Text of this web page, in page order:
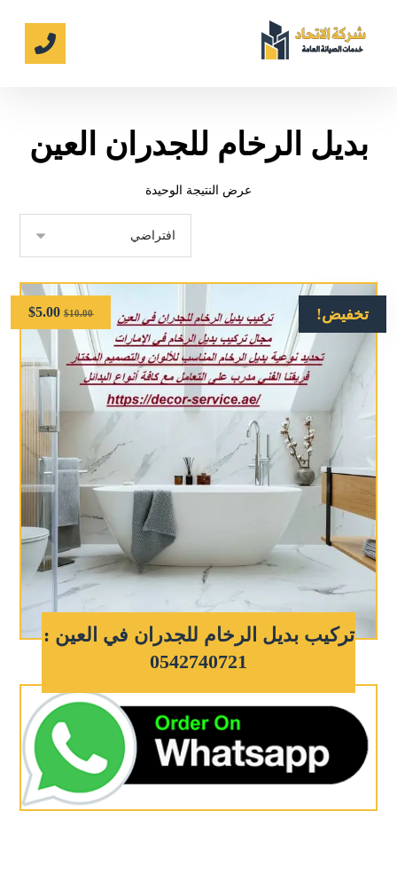
بديل الرخام للجدران العين
عرض النتيجة الوحيدة
تخفيض!
تركيب بديل الرخام للجدران في العين :
0542740721
$10.00
$5.00